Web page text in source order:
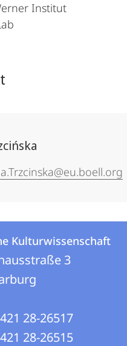
Institut
Kulturwissenschaft
3
28-26517
28-26515